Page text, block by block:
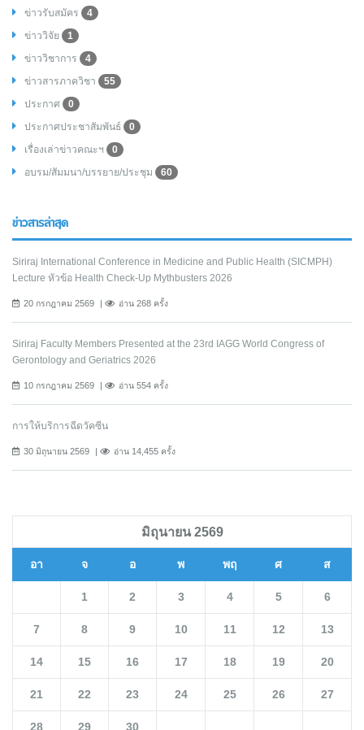
ข่าวรับสมัคร
4
ข่าววิจัย
1
ข่าววิชาการ
4
ข่าวสารภาควิชา
55
ประกาศ
0
ประกาศประชาสัมพันธ์
0
เรื่องเล่าข่าวคณะฯ
0
อบรม/สัมมนา/บรรยาย/ประชุม
60
ข่าวสารล่าสุด
Siriraj International Conference in Medicine and Public Health (SICMPH)
Lecture หัวข้อ Health Check-Up Mythbusters 2026
20 กรกฎาคม 2569 อ่าน 268 ครั้ง
Siriraj Faculty Members Presented at the 23rd IAGG World Congress of
Gerontology and Geriatrics 2026
10 กรกฎาคม 2569 อ่าน 554 ครั้ง
การให้บริการฉีดวัคซีน
30 มิถุนายน 2569 อ่าน 14,455 ครั้ง
มิถุนายน 2569
อา จ อ พ พฤ ศ ส
1 2 3 4 5 6
7 8 9 10 11 12 13
14 15 16 17 18 19 20
21 22 23 24 25 26 27
28 29 30